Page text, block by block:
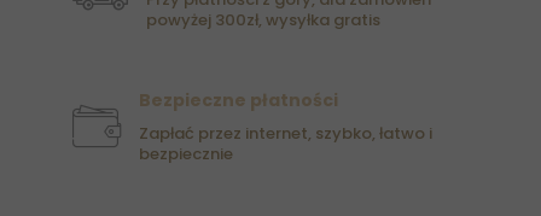
powyżej 300zł, wysyłka gratis
Bezpieczne płatności
Zapłać przez internet, szybko, łatwo i
bezpiecznie